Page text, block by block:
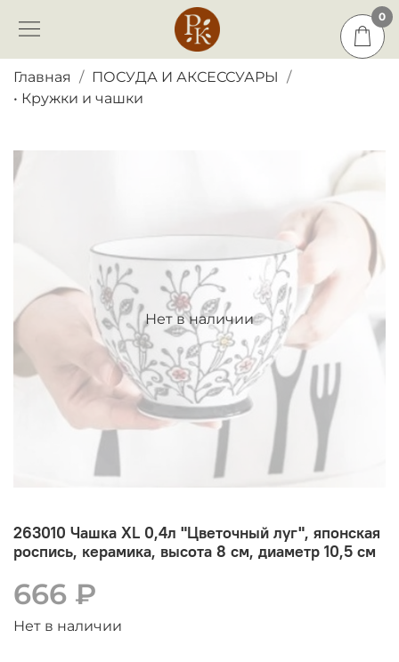
0
Главная
ПОСУДА И АКСЕССУАРЫ
• Кружки и чашки
Нет в наличии
263010 Чашка XL 0,4л "Цветочный луг", японская
роспись, керамика, высота 8 см, диаметр 10,5 см
666 ₽
Нет в наличии
0